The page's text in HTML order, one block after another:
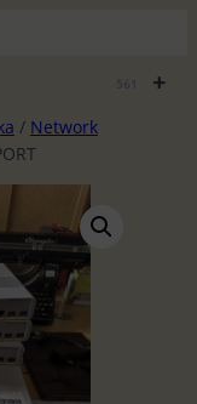
+
/ Network